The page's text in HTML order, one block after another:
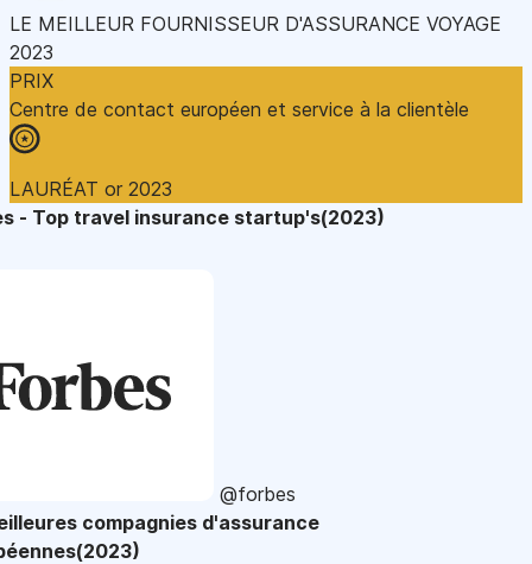
LE MEILLEUR FOURNISSEUR D'ASSURANCE VOYAGE
2023
PRIX
Centre de contact européen et service à la clientèle
LAURÉAT or 2023
- Top travel insurance startup's(2023)
@forbes
compagnies d'assurance